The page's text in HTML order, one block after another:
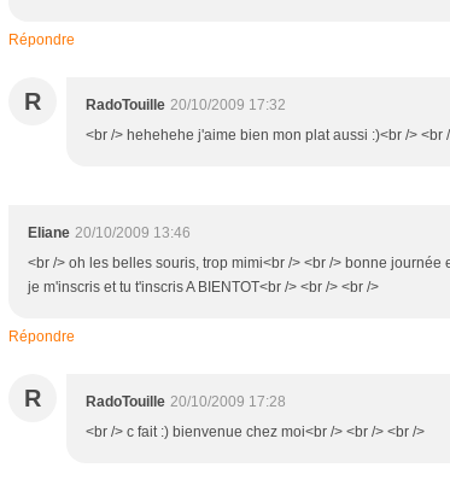
Répondre
R RadoTouille 20/10/2009 17:32
<br /> hehehehe j'aime bien mon plat aussi :)<br /> <br
Eliane 20/10/2009 13:46
<br /> oh les belles souris, trop mimi<br /> <br /> bonne journée
je m'inscris et tu t'inscris A BIENTOT<br /> <br /> <br />
Répondre
R RadoTouille 20/10/2009 17:28
<br /> c fait :) bienvenue chez moi<br /> <br /> <br />